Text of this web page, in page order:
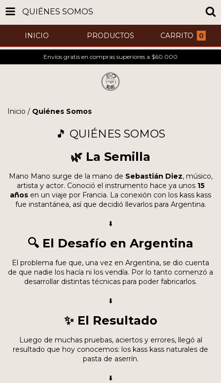
QUIÉNES SOMOS
INICIO PRODUCTOS CARRITO 0
Envíos gratis en compras superiores a $60.000
Inicio / Quiénes Somos
🎵 QUIÉNES SOMOS
🌿 La Semilla
Mano Mano surge de la mano de Sebastián Diez, músico,
artista y actor. Conoció el instrumento hace ya unos 15
años en un viaje por Francia. La conexión con los kass kass
fue instantánea, así que decidió llevarlos para Argentina.
⬇️
🔍 El Desafío en Argentina
El problema fue que, una vez en Argentina, se dio cuenta
de que nadie los hacía ni los vendía. Por lo tanto comenzó a
desarrollar distintas técnicas para poder fabricarlos.
⬇️
✨ El Resultado
Luego de muchas pruebas, aciertos y errores, llegó al
resultado que hoy conocemos: los kass kass naturales de
pasta de aserrín.
⬇️